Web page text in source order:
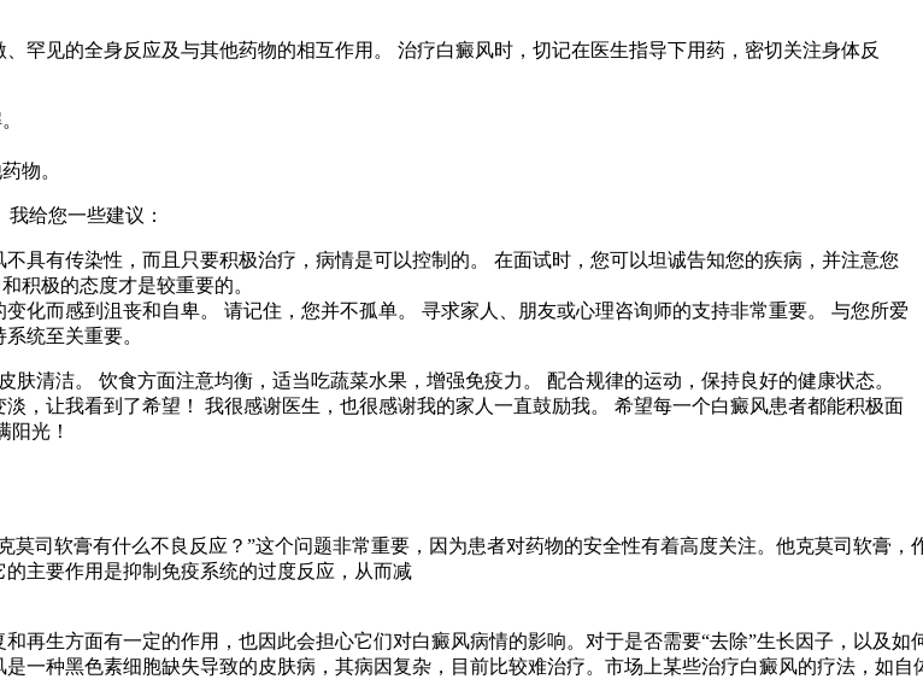
罕见的全身反应及与其他药物的相互作用。 治疗白癜风时，切记在医生指导下用药，密切关注身体反
物。
给您一些建议：
具有传染性，而且只要积极治疗，病情是可以控制的。 在面试时，您可以坦诚告知您的疾病，并注意您
积极的态度才是较重要的。
化而感到沮丧和自卑。 请记住，您并不孤单。 寻求家人、朋友或心理咨询师的支持非常重要。 与您所爱
统至关重要。
清洁。 饮食方面注意均衡，适当吃蔬菜水果，增强免疫力。 配合规律的运动，保持良好的健康状态。
，让我看到了希望！ 我很感谢医生，也很感谢我的家人一直鼓励我。 希望每一个白癜风患者都能积极面
阳光！
司软膏有什么不良反应？”这个问题非常重要，因为患者对药物的安全性有着高度关注。他克莫司软膏，
主要作用是抑制免疫系统的过度反应，从而减
再生方面有一定的作用，也因此会担心它们对白癜风病情的影响。对于是否需要“去除”生长因子，以及如
一种黑色素细胞缺失导致的皮肤病，其病因复杂，目前比较难治疗。市场上某些治疗白癜风的疗法，如自